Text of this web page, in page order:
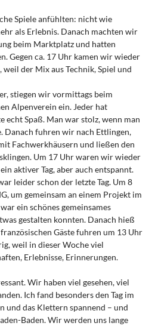
Spiele anfühlten: nicht wie
als Erlebnis. Danach machten wir
beim Marktplatz und hatten
Gegen ca. 17 Uhr kamen wir wieder
der Mix aus Technik, Spiel und
stiegen wir vormittags beim
Alpenverein ein. Jeder hat
echt Spaß. Man war stolz, wenn man
Danach fuhren wir nach Ettlingen,
Fachwerkhäusern und ließen den
Um 17 Uhr waren wir wieder
aktiver Tag, aber auch entspannt.
leider schon der letzte Tag. Um 8
um gemeinsam an einem Projekt im
ein schönes gemeinsames
gestalten konnten. Danach hieß
Gäste fuhren um 13 Uhr
weil in dieser Woche viel
Erlebnisse, Erinnerungen.
Wir haben viel gesehen, viel
Ich fand besonders den Tag im
und das Klettern spannend – und
Baden. Wir werden uns lange